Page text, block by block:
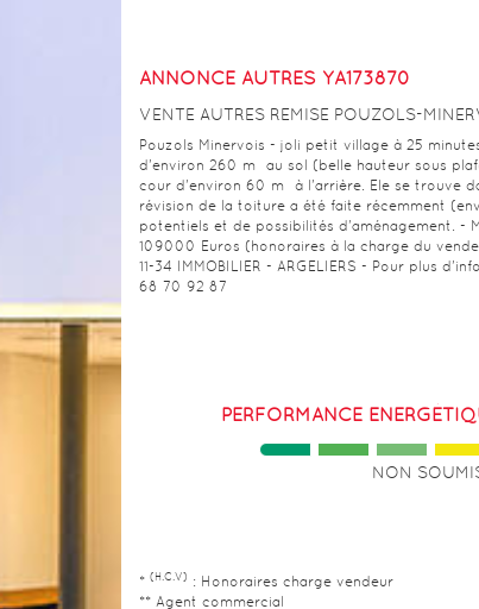
ANNONCE AUTRES YA173870
VENTE AUTRES REMISE POUZOLS-
Pouzols Minervois - joli petit village à 25
d'environ 260 m² au sol (belle hauteur sous
cour d'environ 60 m² à l'arrière. Ele se trouve
révision de la toiture a été faite récemment
potentiels et de possibilités d'aménagement. -
109000 Euros (honoraires à la charge du
11-34 IMMOBILIER - ARGELIERS - Pour plus
68 70 92 87
PERFORMANCE
NON
* (H.C.V) : Honoraires charge vendeur
** Agent commercial